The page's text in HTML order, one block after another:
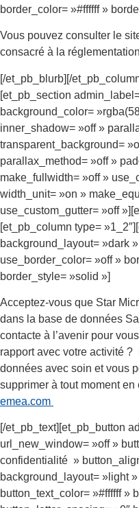
border_color= »#ffffff »
Vous pouvez consulter le
consacré à la
[/et_pb_blurb][/
[et_pb_section
background_color=
inner_shadow= »off »
transparent_background=
parallax_method= »off »
make_fullwidth= »off »
width_unit= »on »
use_custom_gutter= »off
[et_pb_column type=
background_layout= »dark
use_border_color= »off »
border_style= »solid »]
Acceptez-vous que Star
dans la base de données
contacte à l’avenir pour
rapport avec votre activité
données avec soin et vous
supprimer à tout moment
emea.com
[/et_pb_text][et_pb_button
url_new_window= »off »
confidentialité »
background_layout= »light
button_text_color= »#ffffff »